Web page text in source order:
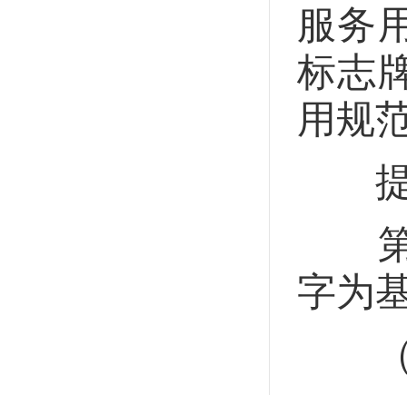
服务
标志
用规
提
第
字为
（